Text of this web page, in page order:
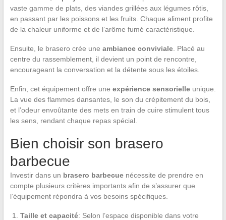
vaste gamme de plats, des viandes grillées aux légumes rôtis,
en passant par les poissons et les fruits. Chaque aliment profite
de la chaleur uniforme et de l’arôme fumé caractéristique.
Ensuite, le brasero crée une ambiance conviviale. Placé au
centre du rassemblement, il devient un point de rencontre,
encourageant la conversation et la détente sous les étoiles.
Enfin, cet équipement offre une expérience sensorielleunique.
La vue des flammes dansantes, le son du crépitement du bois,
et l’odeur envoûtante des mets en train de cuire stimulent tous
les sens, rendant chaque repas spécial.
Bien choisir son brasero
barbecue
Investir dans un brasero barbecuenécessite de prendre en
compte plusieurs critères importants afin de s’assurer que
l’équipement répondra à vos besoins spécifiques.
Taille et capacité: Selon l’espace disponible dans votre